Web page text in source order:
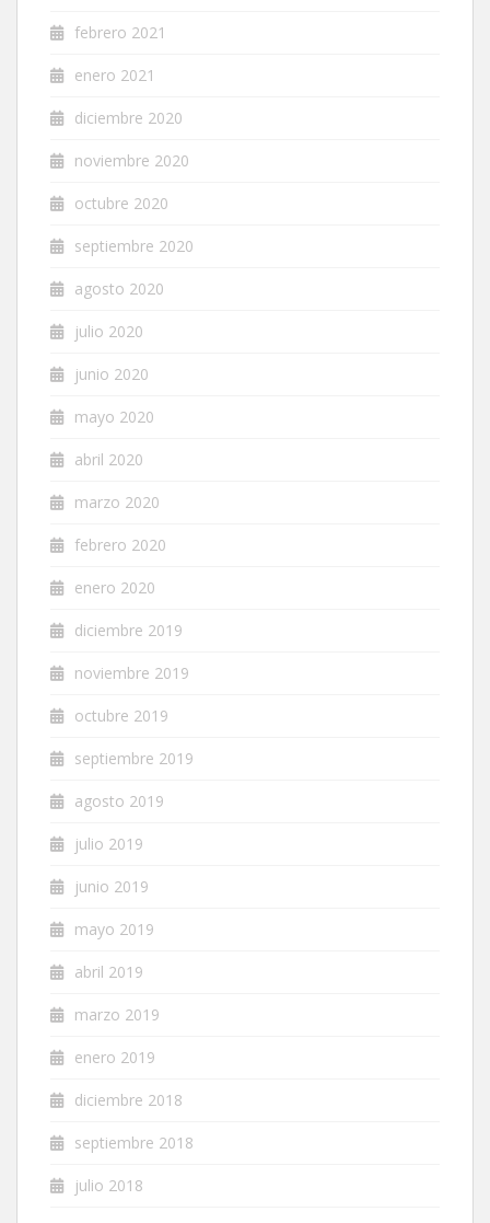
febrero 2021
enero 2021
diciembre 2020
noviembre 2020
octubre 2020
septiembre 2020
agosto 2020
julio 2020
junio 2020
mayo 2020
abril 2020
marzo 2020
febrero 2020
enero 2020
diciembre 2019
noviembre 2019
octubre 2019
septiembre 2019
agosto 2019
julio 2019
junio 2019
mayo 2019
abril 2019
marzo 2019
enero 2019
diciembre 2018
septiembre 2018
julio 2018